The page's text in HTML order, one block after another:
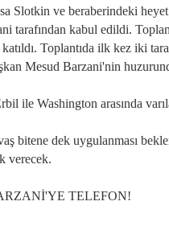
Slotkin ve beraberindeki
tarafından kabul edildi.
Toplantıda ilk kez iki
Mesud Barzani'nin
ile Washington arasında
bitene dek uygulanması
verecek.
TELEFON!